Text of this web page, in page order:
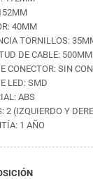
40MM
TORNILLOS:
DE CABLE: 500MM
CONECTOR: SIN
LED: SMD
ABS
2 (IZQUIERDO Y
1 AÑO